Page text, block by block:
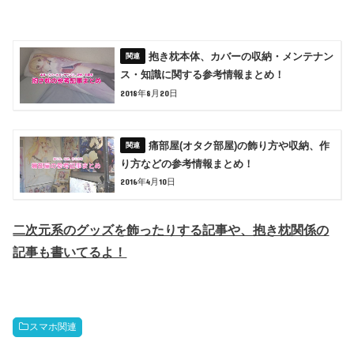
抱き枕本体、カバーの収納・メンテナン
ス・知識に関する参考情報まとめ！
2018年8月20日
痛部屋(オタク部屋)の飾り方や収納、作
り方などの参考情報まとめ！
2016年4月10日
二次元系のグッズを飾ったりする記事や、抱き枕関係の
記事も書いてるよ！
スマホ関連